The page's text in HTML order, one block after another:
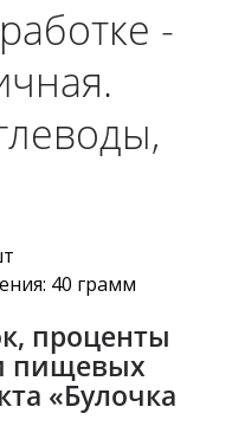
-
40 грамм
проценты
пищевых
«Булочка